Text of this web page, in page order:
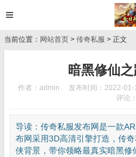
当前位置： 网站首页 > 传奇私服 > 正文
暗黑修仙
作者：admin 发布时间：2022-01-
评论
导读：传奇私服发布网是一款
布网采用3D高清引擎打造，传
侠背景，带你领略最真实暗黑